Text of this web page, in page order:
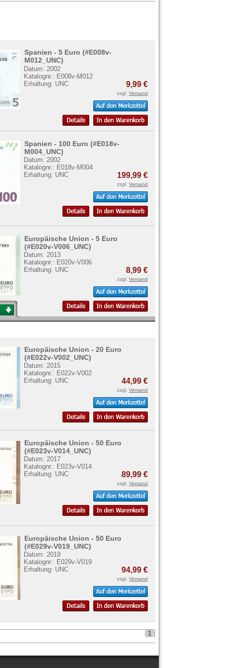
Siehier.
Spanien - 5 Euro (#E008v-
M012_UNC)
Datum: 2002
Katalognr.: E008v-M012
Erhaltung: UNC
9,99 €
zzgl. Versand
Spanien - 100 Euro (#E018v-
M004_UNC)
Datum: 2002
Katalognr.: E018v-M004
Erhaltung: UNC
199,99 €
zzgl. Versand
Europäische Union - 5 Euro
(#E020v-V006_UNC)
Datum: 2013
Katalognr.: E020v-V006
Erhaltung: UNC
8,99 €
zzgl. Versand
Europäische Union - 20 Euro
(#E022v-V002_UNC)
Datum: 2015
Katalognr.: E022v-V002
Erhaltung: UNC
44,99 €
zzgl. Versand
Europäische Union - 50 Euro
(#E023v-V014_UNC)
Datum: 2017
Katalognr.: E023v-V014
Erhaltung: UNC
89,99 €
zzgl. Versand
Europäische Union - 50 Euro
(#E029v-V019_UNC)
Datum: 2019
Katalognr.: E029v-V019
Erhaltung: UNC
94,99 €
zzgl. Versand
1